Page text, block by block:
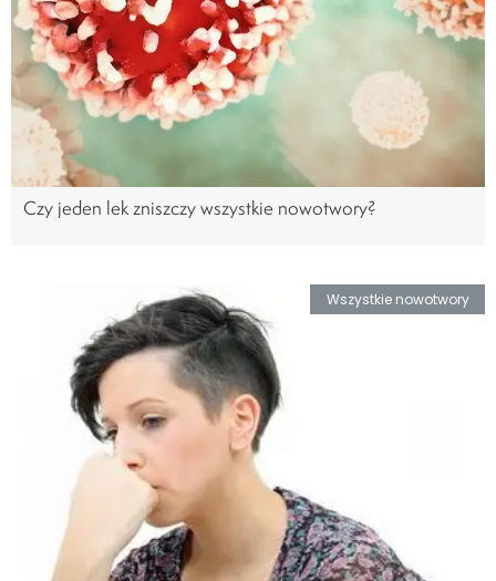
Czy jeden lek zniszczy wszystkie nowotwory?
Wszystkie nowotwory